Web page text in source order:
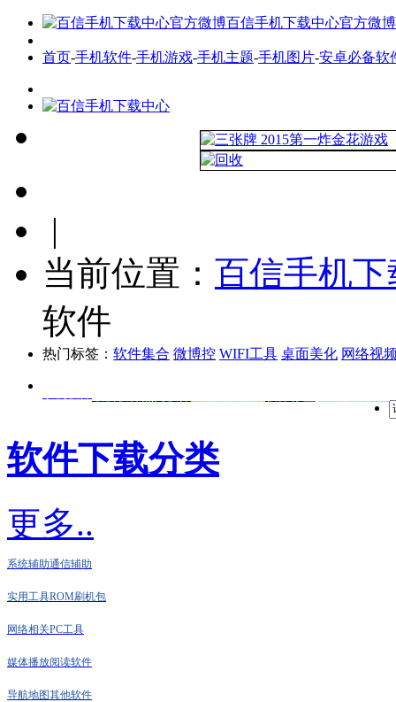
百信手机下载中心官方微博
首页-手机软件-手机游戏-手机主题-手机图片-安卓必备软
|
当前位置： 百信手机
软件
热门标签： 软件集合 微博控 WIFI工具 桌面美化 网络视
软件下载分类
更多..
系统辅助通信辅助
实用工具ROM刷机包
网络相关PC工具
媒体播放阅读软件
导航地图其他软件